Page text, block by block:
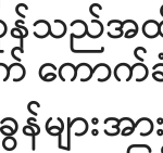
ကုန်သည်
ောက်ခံ
ားအာ